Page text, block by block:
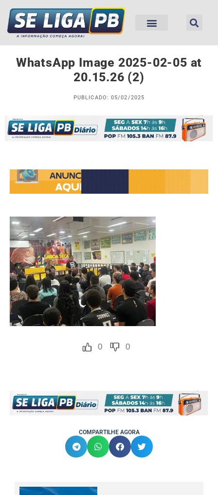
WhatsApp Image 2025-02-05 at
20.15.26 (2)
PUBLICADO: 05/02/2025
0 0
COMPARTILHE AGORA